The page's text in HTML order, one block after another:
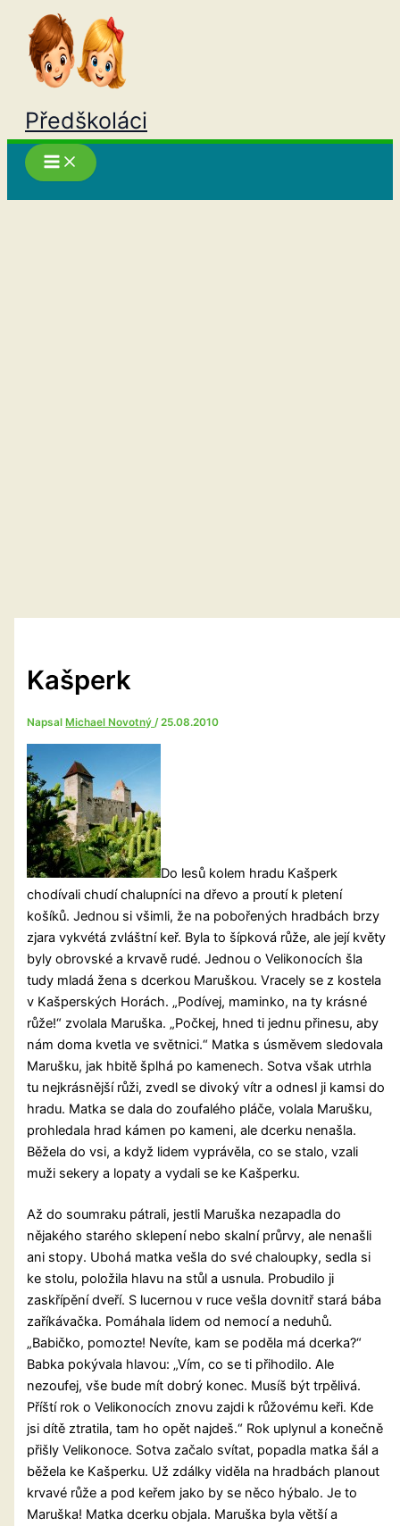
Přeskočit
obsah
Předškoláci
Kašperk
Napsal Michael Novotný/25.08.2010
Do lesů kolem hradu Kašperk
chodívali chudí chalupníci na dřevo a proutí k pletení
košíků. Jednou si všimli, že na pobořených hradbách brzy
zjara vykvétá zvláštní keř. Byla to šípková růže, ale její květy
byly obrovské a krvavě rudé. Jednou o Velikonocích šla
tudy mladá žena s dcerkou Maruškou. Vracely se z kostela
v Kašperských Horách. „Podívej, maminko, na ty krásné
růže!“ zvolala Maruška. „Počkej, hned ti jednu přinesu, aby
nám doma kvetla ve světnici.“ Matka s úsměvem sledovala
Marušku, jak hbitě šplhá po kamenech. Sotva však utrhla
tu nejkrásnější růži, zvedl se divoký vítr a odnesl ji kamsi do
hradu. Matka se dala do zoufalého pláče, volala Marušku,
prohledala hrad kámen po kameni, ale dcerku nenašla.
Běžela do vsi, a když lidem vyprávěla, co se stalo, vzali
muži sekery a lopaty a vydali se ke Kašperku.
Až do soumraku pátrali, jestli Maruška nezapadla do
nějakého starého sklepení nebo skalní průrvy, ale nenašli
ani stopy. Ubohá matka vešla do své chaloupky, sedla si
ke stolu, položila hlavu na stůl a usnula. Probudilo ji
zaskřípění dveří. S lucernou v ruce vešla dovnitř stará bába
zaříkávačka. Pomáhala lidem od nemocí a neduhů.
„Babičko, pomozte! Nevíte, kam se poděla má dcerka?“
Babka pokývala hlavou: „Vím, co se ti přihodilo. Ale
nezoufej, vše bude mít dobrý konec. Musíš být trpělivá.
Příští rok o Velikonocích znovu zajdi k růžovému keři. Kde
jsi dítě ztratila, tam ho opět najdeš.“ Rok uplynul a konečně
přišly Velikonoce. Sotva začalo svítat, popadla matka šál a
běžela ke Kašperku. Už zdálky viděla na hradbách planout
krvavé růže a pod keřem jako by se něco hýbalo. Je to
Maruška! Matka dcerku objala. Maruška byla větší a